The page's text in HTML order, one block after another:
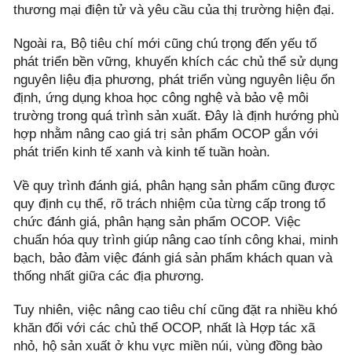
thương mại điện tử và yêu cầu của thị trường hiện đại.
Ngoài ra, Bộ tiêu chí mới cũng chú trọng đến yếu tố
phát triển bền vững, khuyến khích các chủ thể sử dụng
nguyên liệu địa phương, phát triển vùng nguyên liệu ổn
định, ứng dụng khoa học công nghệ và bảo vệ môi
trường trong quá trình sản xuất. Đây là định hướng phù
hợp nhằm nâng cao giá trị sản phẩm OCOP gắn với
phát triển kinh tế xanh và kinh tế tuần hoàn.
Về quy trình đánh giá, phân hạng sản phẩm cũng được
quy định cụ thể, rõ trách nhiệm của từng cấp trong tổ
chức đánh giá, phân hạng sản phẩm OCOP. Việc
chuẩn hóa quy trình giúp nâng cao tính công khai, minh
bạch, bảo đảm việc đánh giá sản phẩm khách quan và
thống nhất giữa các địa phương.
Tuy nhiên, việc nâng cao tiêu chí cũng đặt ra nhiều khó
khăn đối với các chủ thể OCOP, nhất là Hợp tác xã
nhỏ, hộ sản xuất ở khu vực miền núi, vùng đồng bào